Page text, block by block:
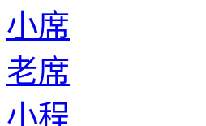
小席
老席
小程